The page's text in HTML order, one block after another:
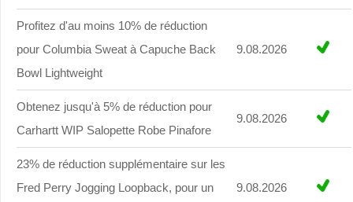
Profitez d'au moins 10% de réduction
pour Columbia Sweat à Capuche Back
Bowl Lightweight
9.08.2026
Obtenez jusqu'à 5% de réduction pour
Carhartt WIP Salopette Robe Pinafore
9.08.2026
23% de réduction supplémentaire sur les
Fred Perry Jogging Loopback, pour un
9.08.2026